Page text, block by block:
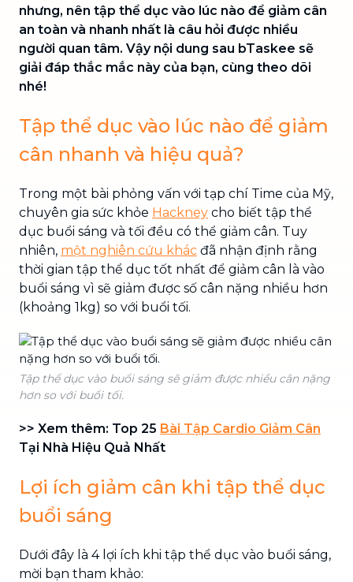
nhưng, nên tập thể dục vào lúc nào để giảm cân
an toàn và nhanh nhất là câu hỏi được nhiều
người quan tâm. Vậy nội dung sau bTaskee sẽ
giải đáp thắc mắc này của bạn, cùng theo dõi
nhé!
Tập thể dục vào lúc nào để giảm
cân nhanh và hiệu quả?
Trong một bài phỏng vấn với tạp chí Time của Mỹ,
chuyên gia sức khỏe Hackney cho biết tập thể
dục buổi sáng và tối đều có thể giảm cân. Tuy
nhiên, một nghiên cứu khác đã nhận định rằng
thời gian tập thể dục tốt nhất để giảm cân là vào
buổi sáng vì sẽ giảm được số cân nặng nhiều hơn
(khoảng 1kg) so với buổi tối.
Tập thể dục vào buổi sáng sẽ giảm được nhiều cân nặng
hơn so với buổi tối.
>> Xem thêm: Top 25 Bài Tập Cardio Giảm Cân
Tại Nhà Hiệu Quả Nhất
Lợi ích giảm cân khi tập thể dục
buổi sáng
Dưới đây là 4 lợi ích khi tập thể dục vào buổi sáng,
mời bạn tham khảo: